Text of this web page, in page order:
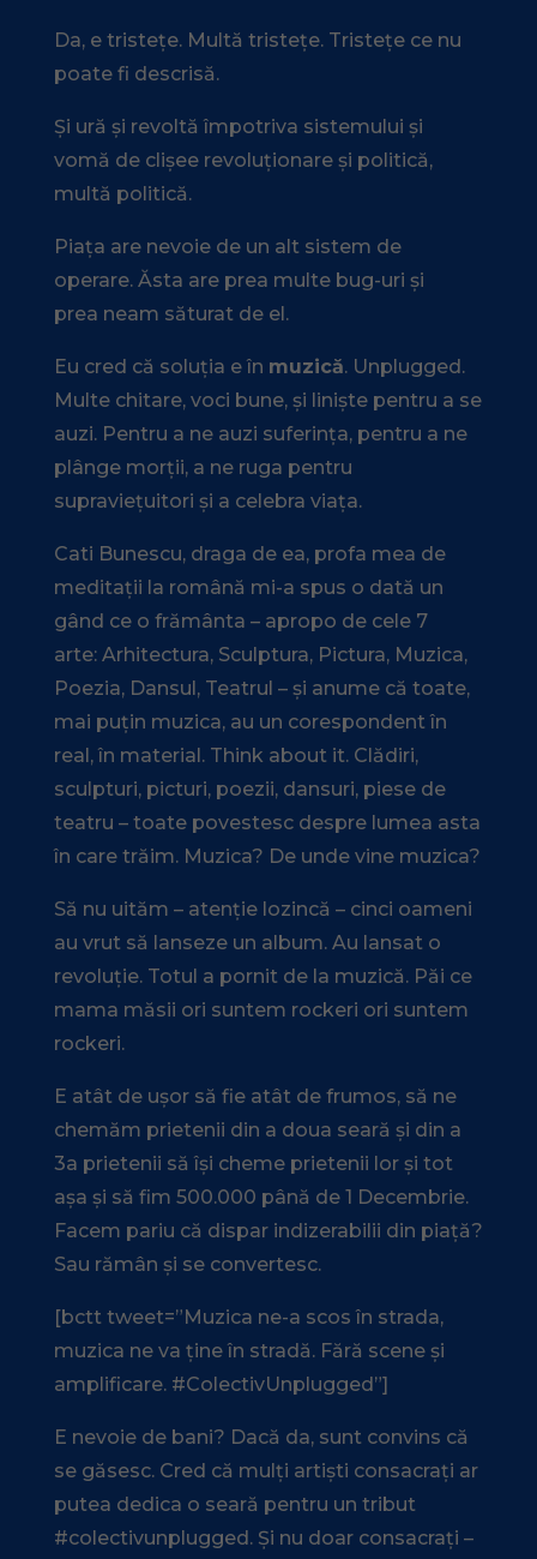
Da, e tristețe. Multă tristețe. Tristețe ce nu
poate fi descrisă.
Și ură și revoltă împotriva sistemului și
vomă de clișee revoluționare și politică,
multă politică.
Piața are nevoie de un alt sistem de
operare. Ăsta are prea multe bug-uri și
prea neam săturat de el.
Eu cred că soluția e în muzică. Unplugged.
Multe chitare, voci bune, și liniște pentru a se
auzi. Pentru a ne auzi suferința, pentru a ne
plânge morții, a ne ruga pentru
supraviețuitori și a celebra viața.
Cati Bunescu, draga de ea, profa mea de
meditații la română mi-a spus o dată un
gând ce o frământa – apropo de cele 7
arte: Arhitectura, Sculptura, Pictura, Muzica,
Poezia, Dansul, Teatrul – și anume că toate,
mai puțin muzica, au un corespondent în
real, în material. Think about it. Clădiri,
sculpturi, picturi, poezii, dansuri, piese de
teatru – toate povestesc despre lumea asta
în care trăim. Muzica? De unde vine muzica?
Să nu uităm – atenție lozincă – cinci oameni
au vrut să lanseze un album. Au lansat o
revoluție. Totul a pornit de la muzică. Păi ce
mama măsii ori suntem rockeri ori suntem
rockeri.
E atât de ușor să fie atât de frumos, să ne
chemăm prietenii din a doua seară și din a
3a prietenii să își cheme prietenii lor și tot
așa și să fim 500.000 până de 1 Decembrie.
Facem pariu că dispar indizerabilii din piață?
Sau rămân și se convertesc.
[bctt tweet=”Muzica ne-a scos în strada,
muzica ne va ține în stradă. Fără scene și
amplificare. #ColectivUnplugged”]
E nevoie de bani? Dacă da, sunt convins că
se găsesc. Cred că mulți artiști consacrați ar
putea dedica o seară pentru un tribut
#colectivunplugged. Și nu doar consacrați –